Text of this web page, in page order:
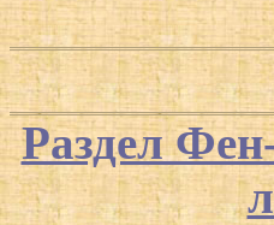
Раздел